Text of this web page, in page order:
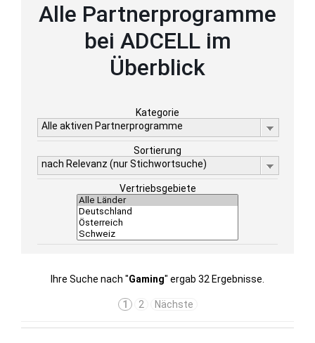
Alle Partnerprogramme
bei ADCELL im
Überblick
Kategorie
Alle aktiven Partnerprogramme
Sortierung
nach Relevanz (nur Stichwortsuche)
Vertriebsgebiete
Ihre Suche nach "Gaming" ergab 32 Ergebnisse.
1 2 Nächste